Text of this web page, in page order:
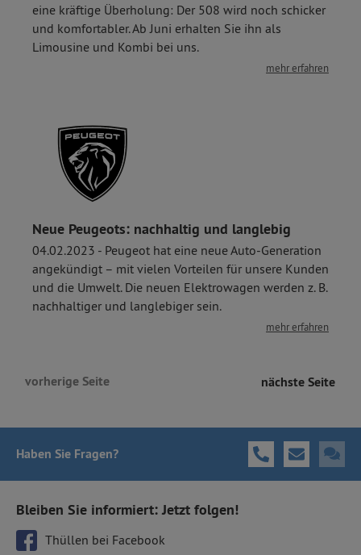
eine kräftige Überholung: Der 508 wird noch schicker
und komfortabler. Ab Juni erhalten Sie ihn als
Limousine und Kombi bei uns.
mehr erfahren
Neue Peugeots: nachhaltig und langlebig
04.02.2023 - Peugeot hat eine neue Auto-Generation
angekündigt – mit vielen Vorteilen für unsere Kunden
und die Umwelt. Die neuen Elektrowagen werden z. B.
nachhaltiger und langlebiger sein.
mehr erfahren
vorherige Seite nächste Seite
Haben Sie Fragen?
Bleiben Sie informiert: Jetzt folgen!
Thüllen bei Facebook